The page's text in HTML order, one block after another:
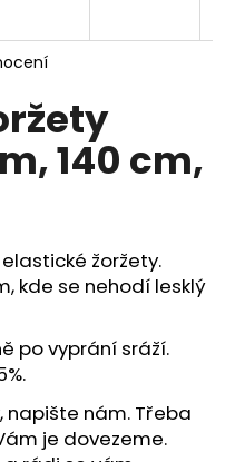
140 cm,
žoržety.
kde se nehodí lesklý
po vyprání sráží.
napište nám. Třeba
je dovezeme.